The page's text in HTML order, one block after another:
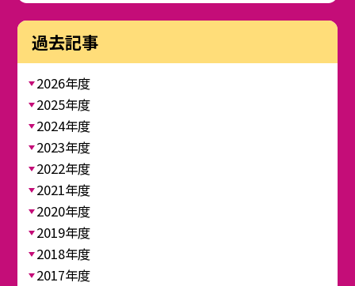
過去記事
2026年度
2025年度
2024年度
2023年度
2022年度
2021年度
2020年度
2019年度
2018年度
2017年度